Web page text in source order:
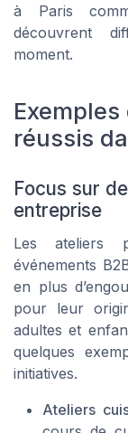
à Paris
découvrent
moment.
réussis
Focus sur
entreprise
Les ateliers
événements
en plus
pour leur
adultes et
quelques
initiatives.
Ateliers